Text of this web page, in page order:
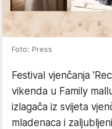
Foto: Press
Festival vjenčanja
vikenda u Family
izlagača iz svijeta
mladenaca i